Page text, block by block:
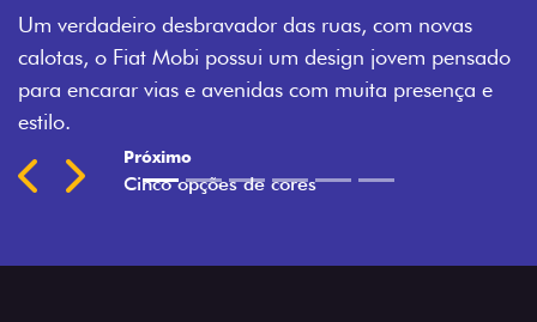
pensado
e
Montecarlo, Branco Banchisa, Prata Bari e
Silverstone.